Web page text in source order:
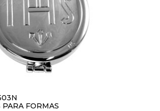
PARA FORMAS